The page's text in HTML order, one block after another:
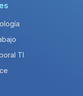
TI